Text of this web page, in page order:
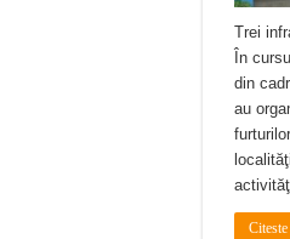
Trei
În
din
au